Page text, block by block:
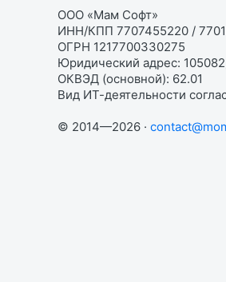
ООО «Мам Софт»
ИНН/КПП 7707455220 /
ОГРН 1217700330275
Юридический адрес:
ОКВЭД (основной): 62.01
Вид ИТ-деятельности
© 2014—2026 ·